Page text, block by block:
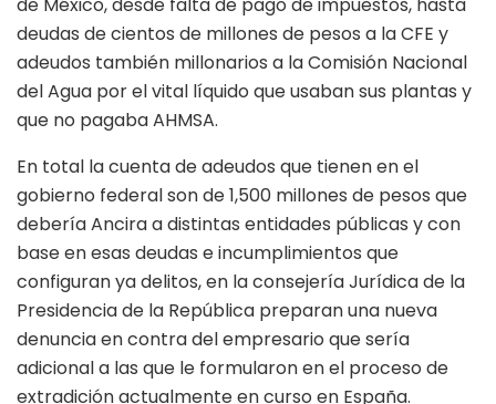
deudas de cientos de millones de pesos a la CFE y
adeudos también millonarios a la Comisión Nacional
del Agua por el vital líquido que usaban sus plantas y
que no pagaba AHMSA.
En total la cuenta de adeudos que tienen en el
gobierno federal son de 1,500 millones de pesos que
debería Ancira a distintas entidades públicas y con
base en esas deudas e incumplimientos que
configuran ya delitos, en la consejería Jurídica de la
Presidencia de la República preparan una nueva
denuncia en contra del empresario que sería
adicional a las que le formularon en el proceso de
extradición actualmente en curso en España.